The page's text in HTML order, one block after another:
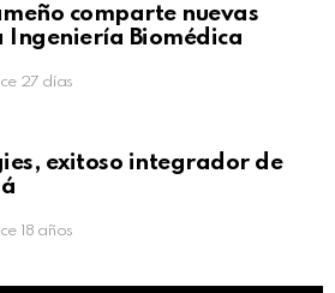
comparte nuevas
Ingeniería Biomédica
27 días
exitoso integrador de
18 años